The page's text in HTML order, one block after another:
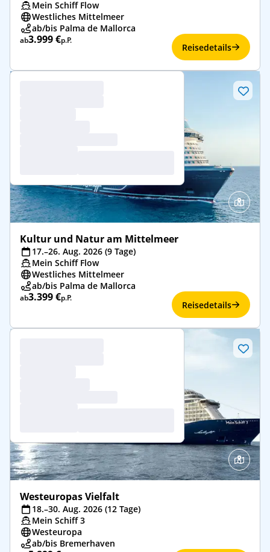
Mein Schiff Flow
Westliches Mittelmeer
ab/bis Palma de Mallorca
ab3.999 €p.P.
Reisedetails
Kultur und Natur am Mittelmeer
17.–26. Aug. 2026 (9 Tage)
Mein Schiff Flow
Westliches Mittelmeer
ab/bis Palma de Mallorca
ab3.399 €p.P.
Reisedetails
Westeuropas Vielfalt
18.–30. Aug. 2026 (12 Tage)
Mein Schiff 3
Westeuropa
ab/bis Bremerhaven